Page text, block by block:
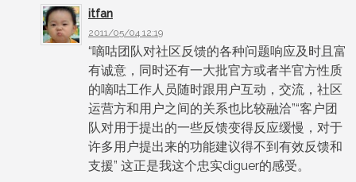
itfan
2011/05/04 12:19
“嘀咕团队对社区反馈的各种问题响应及时且富
有诚意，同时还有一大批官方或者半官方性质
的嘀咕工作人员随时跟用户互动，交流，社区
运营方和用户之间的关系也比较融洽”“客户团
队对用于提出的一些反馈变得反应缓慢，对于
许多用户提出来的功能建议得不到有效反馈和
支援” 这正是我这个忠实diguer的感受。